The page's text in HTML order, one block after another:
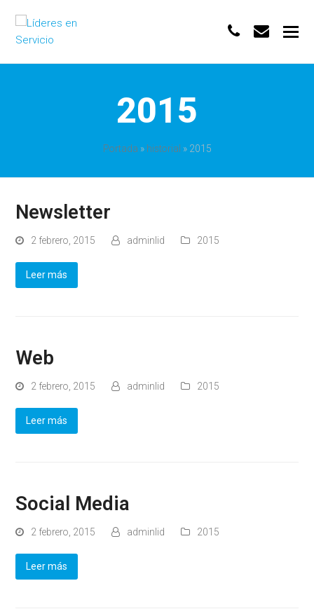
phone
2015
Portada » historial » 2015
Newsletter
2 febrero, 2015 adminlid 2015
Leer más
Web
2 febrero, 2015 adminlid 2015
Leer más
Social Media
2 febrero, 2015 adminlid 2015
Leer más